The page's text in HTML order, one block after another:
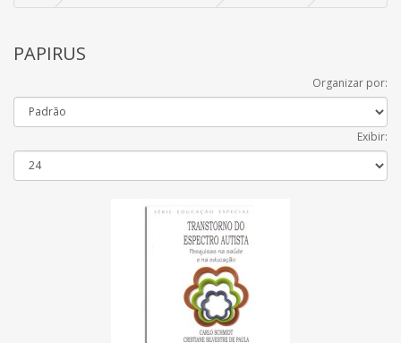
PAPIRUS
Organizar por:
Exibir: